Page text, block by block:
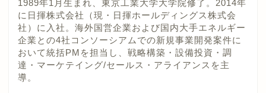
1989年1月生まれ、東京工業大学大学院修了。2014年
に日揮株式会社（現・日揮ホールディングス株式会
社）に入社。海外国営企業および国内大手エネルギー
企業との4社コンソーシアムでの新規事業開発案件に
おいて統括PMを担当し、戦略構築・設備投資・調
達・マーケテイング/セールス・アライアンスを主
導。